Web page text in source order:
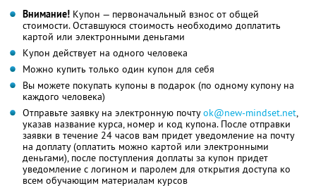
Внимание! Купон — первоначальный взнос от общей
стоимости. Оставшуюся стоимость необходимо доплатить
картой или электронными деньгами
Купон действует на одного человека
Можно купить только один купон для себя
Вы можете покупать купоны в подарок (по одному купону на
каждого человека)
Отправьте заявку на электронную почтуok@new-mindset.net,
указав название курса, номер и код купона. После отправки
заявки в течение 24 часов вам придет уведомление на почту
на доплату (оплатить можно картой или электронными
деньгами), после поступления доплаты за купон придет
уведомление с логином и паролем для открытия доступа ко
всем обучающим материалам курсов